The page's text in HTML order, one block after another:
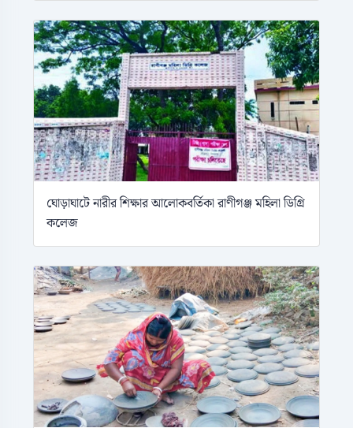
ঘোড়াঘাটে নারীর শিক্ষার আলোকবর্তিকা রাণীগঞ্জ মহিলা ডিগ্রি
কলেজ